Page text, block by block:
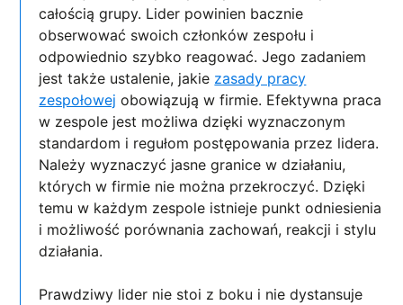
całością grupy. Lider powinien bacznie
obserwować swoich członków zespołu i
odpowiednio szybko reagować. Jego zadaniem
jest także ustalenie, jakie zasady pracy
zespołowej obowiązują w firmie. Efektywna praca
w zespole jest możliwa dzięki wyznaczonym
standardom i regułom postępowania przez lidera.
Należy wyznaczyć jasne granice w działaniu,
których w firmie nie można przekroczyć. Dzięki
temu w każdym zespole istnieje punkt odniesienia
i możliwość porównania zachowań, reakcji i stylu
działania.
Prawdziwy lider nie stoi z boku i nie dystansuje